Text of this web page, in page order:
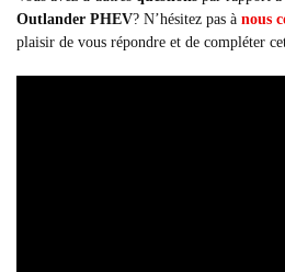
Outlander PHEV? N’hésitez pas à nous
plaisir de vous répondre et de compléter